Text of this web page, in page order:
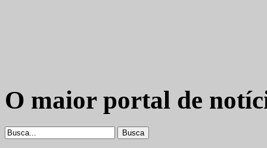
O maior portal de